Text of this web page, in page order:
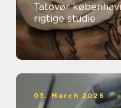
Tatovør københavn sådan vælger
rigtige studie
03. March 2026